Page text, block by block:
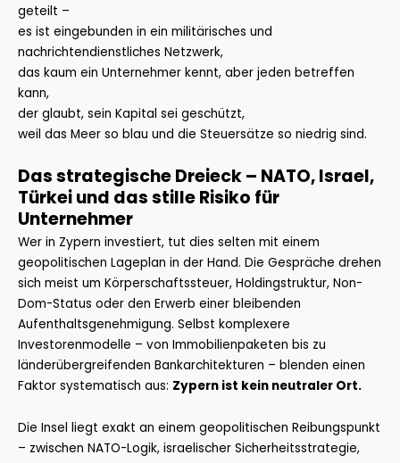
geteilt –
es ist eingebunden in ein militärisches und
nachrichtendienstliches Netzwerk,
das kaum ein Unternehmer kennt, aber jeden betreffen
kann,
der glaubt, sein Kapital sei geschützt,
weil das Meer so blau und die Steuersätze so niedrig sind.
Das strategische Dreieck – NATO, Israel,
Türkei und das stille Risiko für
Unternehmer
Wer in Zypern investiert, tut dies selten mit einem
geopolitischen Lageplan in der Hand. Die Gespräche drehen
sich meist um Körperschaftssteuer, Holdingstruktur, Non-
Dom-Status oder den Erwerb einer bleibenden
Aufenthaltsgenehmigung. Selbst komplexere
Investorenmodelle – von Immobilienpaketen bis zu
länderübergreifenden Bankarchitekturen – blenden einen
Faktor systematisch aus: Zypern ist kein neutraler Ort.
Die Insel liegt exakt an einem geopolitischen Reibungspunkt
– zwischen NATO-Logik, israelischer Sicherheitsstrategie,